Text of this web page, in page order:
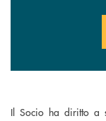
Il Socio ha diritto a